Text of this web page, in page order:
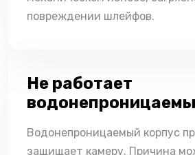
повреждении шлейфов.
Не работает
Водонепроницаемый корпус
защищает камеру. Причина